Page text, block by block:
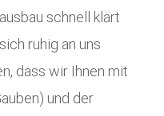
schnell klärt
ruhig an uns
dass wir Ihnen mit
und der